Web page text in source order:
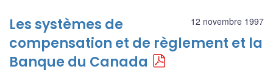
12 novembre 1997
Les systèmes de
compensation et de règlement et la
Banque du Canada